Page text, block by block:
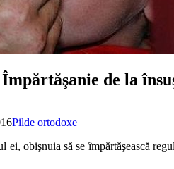
de la
Pilde ortodoxe
ei, obişnuia să se împărtăşească